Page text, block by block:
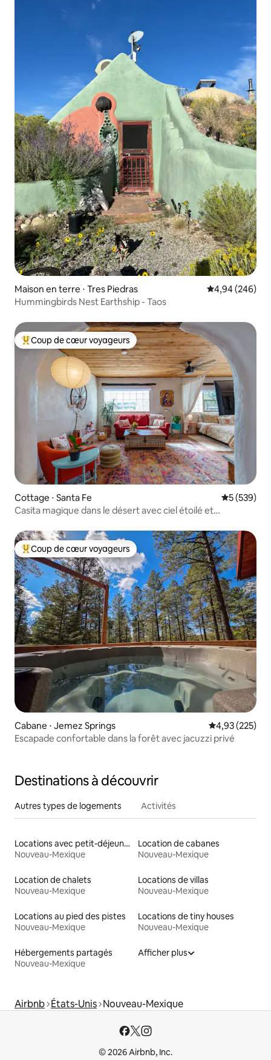
Maison en terre ⋅ Tres Piedras Évaluation
4,94 (246)
Hummingbirds Nest Earthship - Taos
Coups de cœur voyageurs les plus appréciés
Coup de cœur voyageurs
Cottage ⋅ Santa Fe Évaluation
5 (539)
Casita magique dans le désert avec ciel étoilé et
Coups de cœur voyageurs les plus appréciés
Coup de cœur voyageurs
Cabane ⋅ Jemez Springs Évaluation
4,93 (225)
Escapade confortable dans la forêt avec jacuzzi privé
Destinations à découvrir
Autres types de logements Activités
Locations avec petit-déjeuner
Nouveau-Mexique
Location de cabanes
Nouveau-Mexique
Location de chalets
Nouveau-Mexique
Locations de villas
Nouveau-Mexique
Locations au pied des pistes
Nouveau-Mexique
Locations de tiny houses
Nouveau-Mexique
Hébergements partagés
Nouveau-Mexique
Afficher plus
Airbnb États-Unis Nouveau-Mexique
© 2026 Airbnb, Inc.